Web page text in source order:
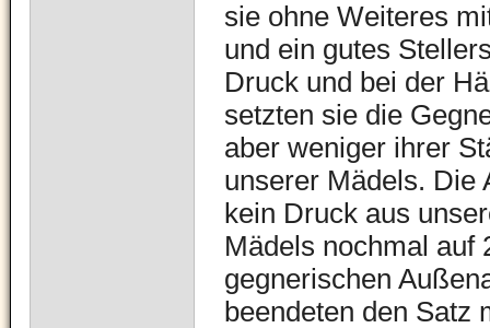
sie ohne Weiteres
und ein gutes
Druck und bei der
setzten sie die
aber weniger ihrer
unserer Mädels. Die
kein Druck aus
Mädels nochmal auf
gegnerischen
beendeten den Satz